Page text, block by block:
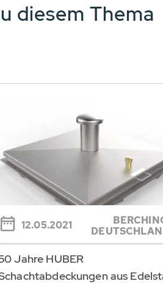
diesem Thema
12.05.2021
Jahre HUBER
aus